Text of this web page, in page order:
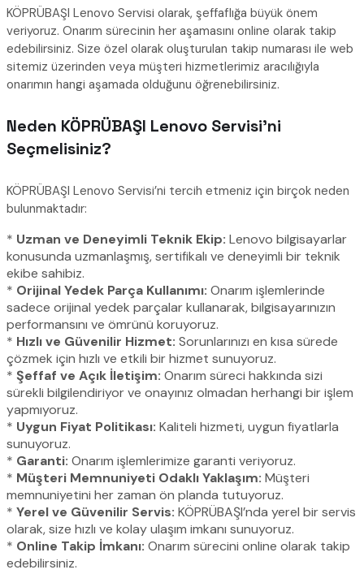
KÖPRÜBAŞI Lenovo Servisi olarak, şeffaflığa büyük önem
veriyoruz. Onarım sürecinin her aşamasını online olarak takip
edebilirsiniz. Size özel olarak oluşturulan takip numarası ile web
sitemiz üzerinden veya müşteri hizmetlerimiz aracılığıyla
onarımın hangi aşamada olduğunu öğrenebilirsiniz.
Neden KÖPRÜBAŞI Lenovo Servisi’ni
Seçmelisiniz?
KÖPRÜBAŞI Lenovo Servisi’ni tercih etmeniz için birçok neden
bulunmaktadır:
* Uzman ve Deneyimli Teknik Ekip: Lenovo bilgisayarlar
konusunda uzmanlaşmış, sertifikalı ve deneyimli bir teknik
ekibe sahibiz.
* Orijinal Yedek Parça Kullanımı: Onarım işlemlerinde
sadece orijinal yedek parçalar kullanarak, bilgisayarınızın
performansını ve ömrünü koruyoruz.
* Hızlı ve Güvenilir Hizmet: Sorunlarınızı en kısa sürede
çözmek için hızlı ve etkili bir hizmet sunuyoruz.
* Şeffaf ve Açık İletişim: Onarım süreci hakkında sizi
sürekli bilgilendiriyor ve onayınız olmadan herhangi bir işlem
yapmıyoruz.
* Uygun Fiyat Politikası: Kaliteli hizmeti, uygun fiyatlarla
sunuyoruz.
* Garanti: Onarım işlemlerimize garanti veriyoruz.
* Müşteri Memnuniyeti Odaklı Yaklaşım: Müşteri
memnuniyetini her zaman ön planda tutuyoruz.
* Yerel ve Güvenilir Servis: KÖPRÜBAŞI’nda yerel bir servis
olarak, size hızlı ve kolay ulaşım imkanı sunuyoruz.
* Online Takip İmkanı: Onarım sürecini online olarak takip
edebilirsiniz.